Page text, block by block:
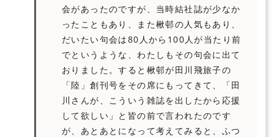
会があったのですが、当時結社誌が少なか
ったこともあり、また楸邨の人気もあり、
だいたい句会は80人から100人が当たり前
でというような、わたしもその句会に出て
おりました。すると楸邨が田川飛旅子の
「陸」創刊号をその席にもってきて、
「田
川さんが、こういう雑誌を出したから応援
して欲しい」と皆の前で言われたのです
が、あとあとになって考えてみると、ふつ